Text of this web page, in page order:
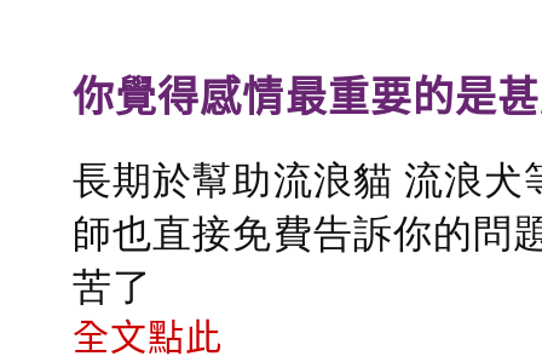
你覺得感情最重要的是
長期於幫助流浪貓 流浪
師也直接免費告訴你的問
苦了
全文點此